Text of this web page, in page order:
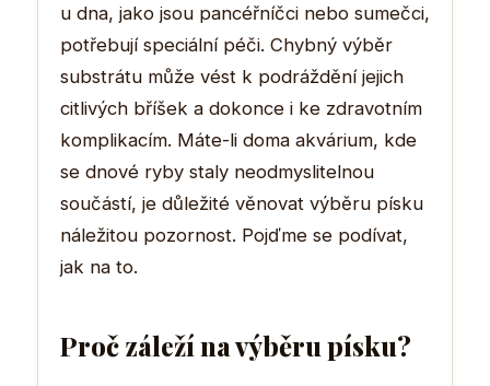
u dna, jako jsou pancéřníčci nebo sumečci,
potřebují speciální péči. Chybný výběr
substrátu může vést k podráždění jejich
citlivých bříšek a dokonce i ke zdravotním
komplikacím. Máte-li doma akvárium, kde
se dnové ryby staly neodmyslitelnou
součástí, je důležité věnovat výběru písku
náležitou pozornost. Pojďme se podívat,
jak na to.
Proč záleží na výběru písku?